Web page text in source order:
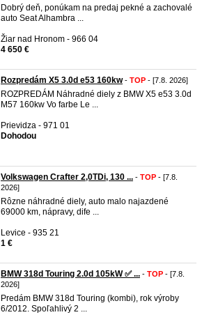
Dobrý deň, ponúkam na predaj pekné a zachovalé
auto Seat Alhambra ...
Žiar nad Hronom - 966 04
4 650 €
Rozpredám X5 3.0d e53 160kw- TOP - [7.8. 2026]
ROZPREDÁM Náhradné diely z BMW X5 e53 3.0d
M57 160kw Vo farbe Le ...
Prievidza - 971 01
Dohodou
Volkswagen Crafter 2,0TDi, 130 ... - TOP - [7.8.
2026]
Rôzne náhradné diely, auto malo najazdené
69000 km, nápravy, dife ...
Levice - 935 21
1 €
BMW 318d Touring 2.0d 105kW ✅ ... - TOP - [7.8.
2026]
Predám BMW 318d Touring (kombi), rok výroby
6/2012. Spoľahlivý 2 ...